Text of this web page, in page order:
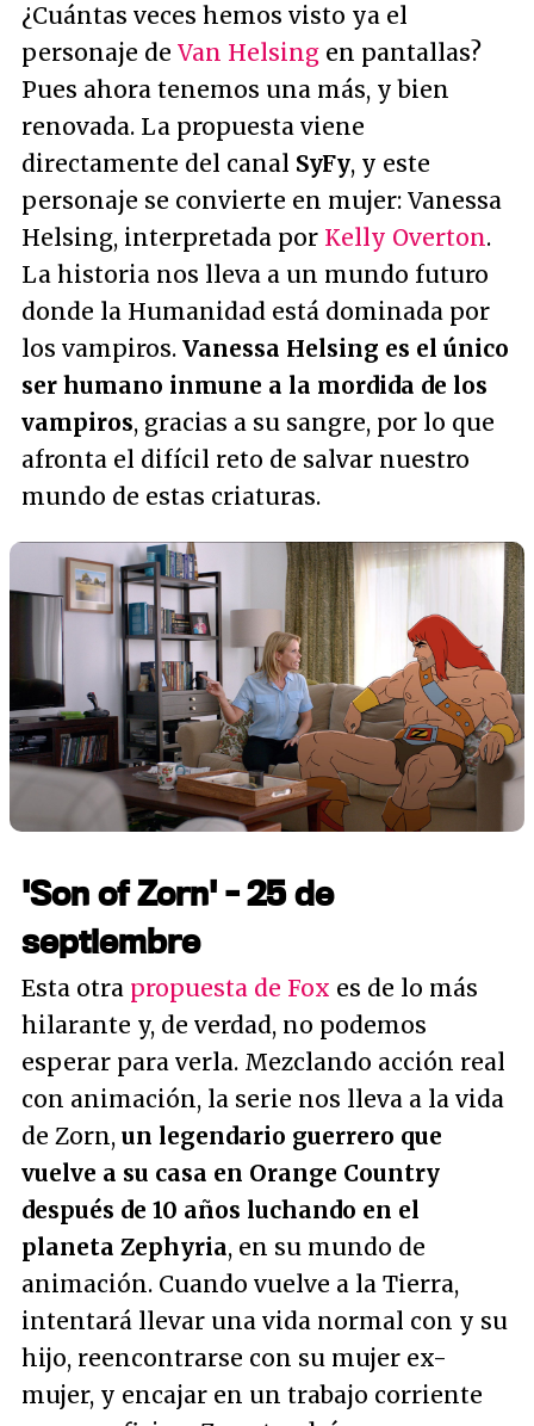
¿Cuántas veces hemos visto ya el
personaje de Van Helsing en pantallas?
Pues ahora tenemos una más, y bien
renovada. La propuesta viene
directamente del canal SyFy, y este
personaje se convierte en mujer: Vanessa
Helsing, interpretada por Kelly Overton.
La historia nos lleva a un mundo futuro
donde la Humanidad está dominada por
los vampiros. Vanessa Helsing es el único
ser humano inmune a la mordida de los
vampiros, gracias a su sangre, por lo que
afronta el difícil reto de salvar nuestro
mundo de estas criaturas.
'Son of Zorn' - 25 de
septiembre
Esta otra propuesta de Fox es de lo más
hilarante y, de verdad, no podemos
esperar para verla. Mezclando acción real
con animación, la serie nos lleva a la vida
de Zorn, un legendario guerrero que
vuelve a su casa en Orange Country
después de 10 años luchando en el
planeta Zephyria, en su mundo de
animación. Cuando vuelve a la Tierra,
intentará llevar una vida normal con y su
hijo, reencontrarse con su mujer ex-
mujer, y encajar en un trabajo corriente